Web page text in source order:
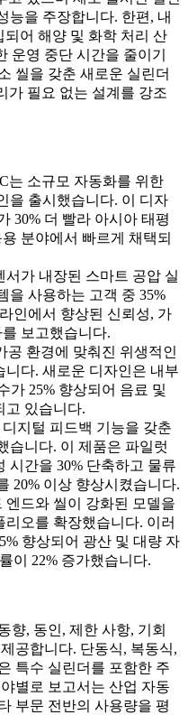
능을 주장합니다. 한편, 내
되어 해양 및 화학 처리 산
운영 중단 시간을 줄이기
씰을 갖춘 새로운 실린더
가 필요 없는 설계를 강조
는 소규모 자동화를 위한
을 출시했습니다. 이 디자
30% 더 빨라 아시아 태평
분야에서 빠르게 채택되
서가 내장된 스마트 공압 실
을 사용하는 고객 중 35%
인에서 향상된 신뢰성, 가
보고했습니다.
공 환경에 맞춰진 위생적인
다. 새로운 디자인은 내부
가 25% 향상되어 음료 및
고 있습니다.
디지털 피드백 기능을 갖춘
습니다. 이 제품은 파일럿
시간을 30% 단축하고 물류
20% 이상 향상시켰습니다.
엔드와 씰이 강화된 모델을
오를 확장했습니다. 이러
향상되어 광산 및 대량 자
이 22% 증가했습니다.
향, 동인, 제한 사항, 기회
공합니다. 단동식, 복동식,
특수 실린더를 포함한 주
별로 보고서는 산업 자동
부문 전반의 사용량을 평